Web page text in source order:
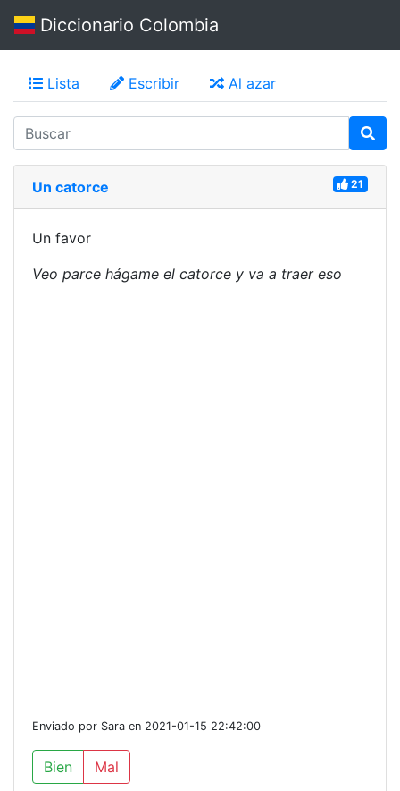
Diccionario Colombia
Lista Escribir Al azar
Un catorce 21
Un favor
Veo parce hágame el catorce y va a traer eso
Enviado por Sara en 2021-01-15 22:42:00
Bien Mal